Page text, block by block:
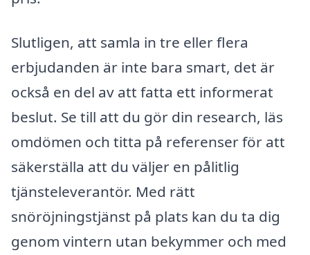
Slutligen, att samla in tre eller flera
erbjudanden är inte bara smart, det är
också en del av att fatta ett informerat
beslut. Se till att du gör din research, läs
omdömen och titta på referenser för att
säkerställa att du väljer en pålitlig
tjänsteleverantör. Med rätt
snöröjningstjänst på plats kan du ta dig
genom vintern utan bekymmer och med